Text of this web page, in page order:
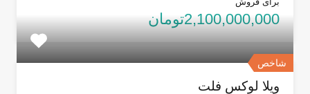
2,100,000,000تومان
شاخص
ویلا لوکس فلت